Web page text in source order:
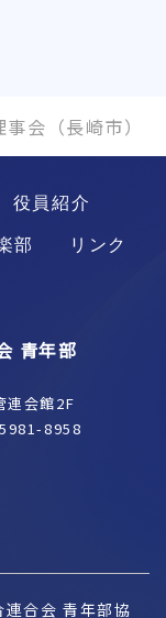
会（長崎市）
役員紹介
部
リンク
青年部
連会館2F
8958
合会 青年部協